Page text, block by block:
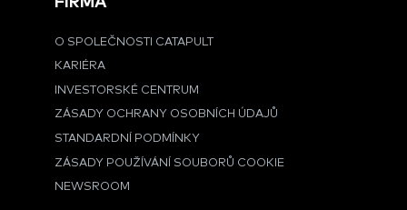
O SPOLEČNOSTI CATAPULT
KARIÉRA
INVESTORSKÉ CENTRUM
ZÁSADY OCHRANY OSOBNÍCH ÚDAJŮ
STANDARDNÍ PODMÍNKY
ZÁSADY POUŽÍVÁNÍ SOUBORŮ COOKIE
NEWSROOM